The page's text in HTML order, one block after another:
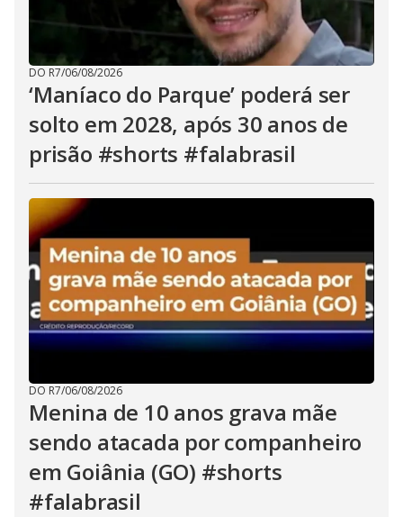
DO R7/06/08/2026
‘Maníaco do Parque’ poderá ser
solto em 2028, após 30 anos de
prisão #shorts #falabrasil
DO R7/06/08/2026
Menina de 10 anos grava mãe
sendo atacada por companheiro
em Goiânia (GO) #shorts
#falabrasil